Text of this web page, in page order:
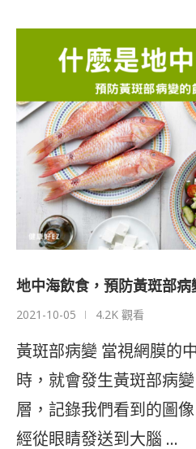
地中海飲食，預防黃斑部
2021-10-05 4.2K 觀看
黃斑部病變 當視網膜的
時，就會發生黃斑部病
層，記錄我們看到的圖
經從眼睛發送到大腦 …